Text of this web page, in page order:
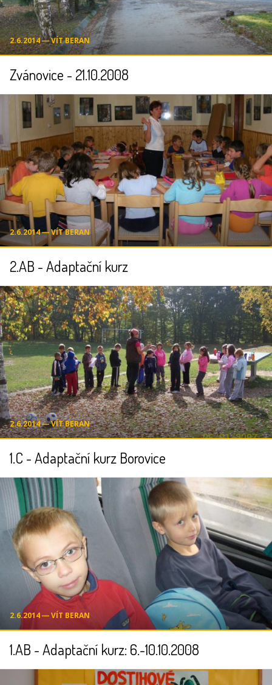
2.6.2014 ― VÍT BERAN
Zvánovice - 21.10.2008
2.6.2014 ― VÍT BERAN
2.AB - Adaptační kurz
2.6.2014 ― VÍT BERAN
1.C - Adaptační kurz Borovice
2.6.2014 ― VÍT BERAN
1.AB - Adaptační kurz: 6.-10.10.2008